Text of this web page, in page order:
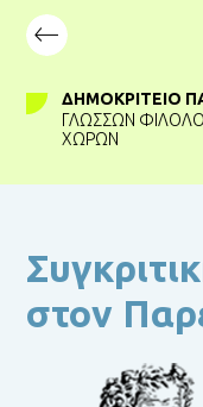
ΔΗΜΟΚΡΊΤΕΙΟ
ΓΛΩΣΣΏΝ
ΧΩΡΏΝ
στον